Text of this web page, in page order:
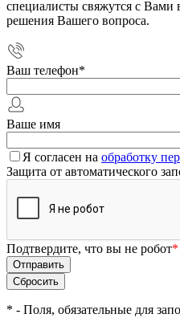
специалисты свяжутся с Вами
решения Вашего вопроса.
Ваш телефон*
Ваше имя
Я согласен на обработку
Защита от автоматического
Подтвердите, что вы не робот*
* - Поля, обязательные для